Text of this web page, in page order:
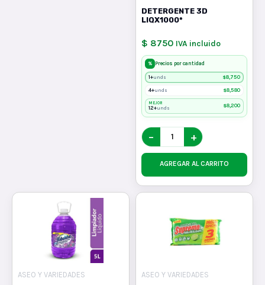
DETERGENTE 3D
LIQX1000*
$ 8750 IVA incluido
% Precios por cantidad
1+unds $8,750
4+unds $8,580
MEJOR
12+unds $8,200
− +
AGREGAR AL CARRITO
ASEO Y VARIEDADES
ASEO Y VARIEDADES